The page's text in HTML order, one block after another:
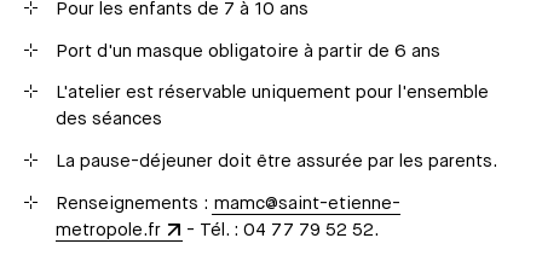
Pour les enfants de 7 à 10 ans
Port d'un masque obligatoire à partir de 6 ans
L'atelier est réservable uniquement pour l'ensemble
des séances
La pause-déjeuner doit être assurée par les parents.
Renseignements : mamc@saint-etienne-
metropole.fr
- Tél. : 04 77 79 52 52.